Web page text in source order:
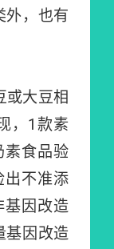
外，也有
或大豆相
，1款素
素食品验
出不准添
基因改造
基因改造